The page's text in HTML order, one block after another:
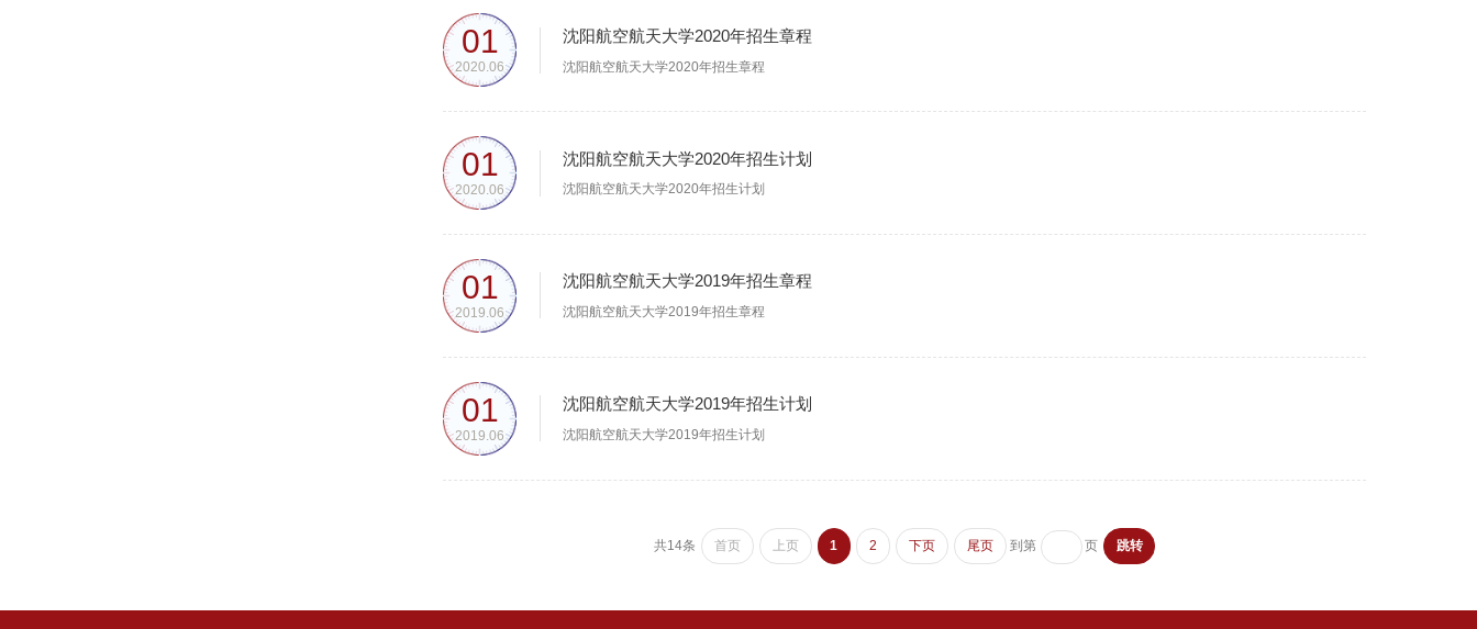
01
2020.06
沈阳航空航天大学2020年招生章程
沈阳航空航天大学2020年招生章程
01
2020.06
沈阳航空航天大学2020年招生计划
沈阳航空航天大学2020年招生计划
01
2019.06
沈阳航空航天大学2019年招生章程
沈阳航空航天大学2019年招生章程
01
2019.06
沈阳航空航天大学2019年招生计划
沈阳航空航天大学2019年招生计划
共14条 首页 上页 1 2 下页 尾页 到第 页 跳转